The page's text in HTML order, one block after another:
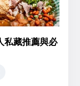
私藏推薦與必